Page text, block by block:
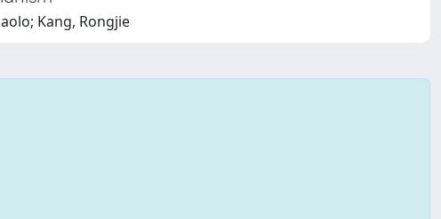
Kang, Rongjie